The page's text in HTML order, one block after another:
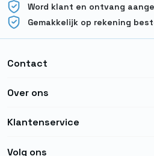
Word klant en ontvang
Gemakkelijk op rekening
Contact
Over ons
Klantenservice
Volg ons